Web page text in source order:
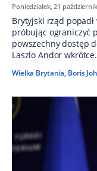
Poniedziałek, 21
Brytyjski rząd
próbując ograniczyć
powszechny dostęp
Laszlo Andor
Wielka Brytania, Boris